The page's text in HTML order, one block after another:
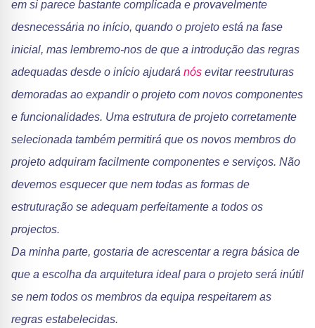
em si parece bastante complicada e provavelmente
desnecessária no início, quando o projeto está na fase
inicial, mas lembremo-nos de que a introdução das regras
adequadas desde o início ajudará nós evitar reestruturas
demoradas ao expandir o projeto com novos componentes
e funcionalidades. Uma estrutura de projeto corretamente
selecionada também permitirá que os novos membros do
projeto adquiram facilmente componentes e serviços. Não
devemos esquecer que nem todas as formas de
estruturação se adequam perfeitamente a todos os
projectos.
Da minha parte, gostaria de acrescentar a regra básica de
que a escolha da arquitetura ideal para o projeto será inútil
se nem todos os membros da equipa respeitarem as
regras estabelecidas.